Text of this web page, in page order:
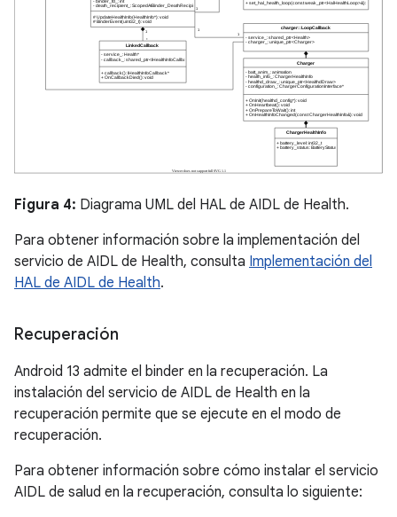
Figura 4: Diagrama UML del HAL de AIDL de Health.
Para obtener información sobre la implementación del
servicio de AIDL de Health, consulta Implementación del
HAL de AIDL de Health.
Recuperación
Android 13 admite el binder en la recuperación. La
instalación del servicio de AIDL de Health en la
recuperación permite que se ejecute en el modo de
recuperación.
Para obtener información sobre cómo instalar el servicio
AIDL de salud en la recuperación, consulta lo siguiente: